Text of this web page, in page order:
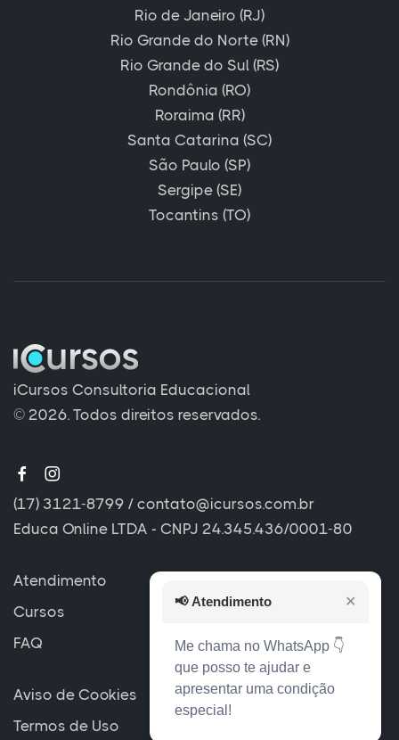
Rio de Janeiro (RJ)
Rio Grande do Norte (RN)
Rio Grande do Sul (RS)
Rondônia (RO)
Roraima (RR)
Santa Catarina (SC)
São Paulo (SP)
Sergipe (SE)
Tocantins (TO)
iCursos Consultoria Educacional
© 2026. Todos direitos reservados.
(17) 3121-8799 / contato@icursos.com.br
Educa Online LTDA - CNPJ 24.345.436/0001-80
Atendimento
Cursos
FAQ
Aviso de Cookies
Termos de Uso
📢 Atendimento ✕
Me chama no WhatsApp 👇
que posso te ajudar e
apresentar uma condição
especial!